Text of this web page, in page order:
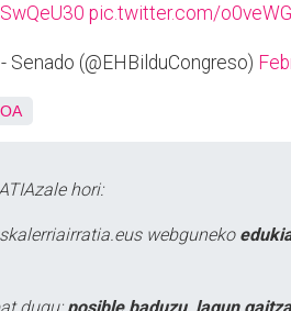
pic.twitter.com/
Senado (@EHBilduCongreso)
hori:
webguneko